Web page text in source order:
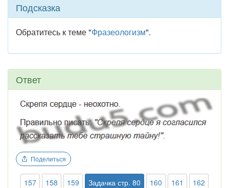
Подсказка
Обратитесь к теме "Фразеологизм".
Ответ
Поделиться
157 158 159 Задачка стр. 80 160 161 162